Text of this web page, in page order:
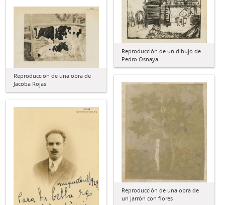
Reproducción de un dibujo de
Pedro Osnaya
Reproducción de una obra de
Jacoba Rojas
Reproducción de una obra de
un Jarrón con flores